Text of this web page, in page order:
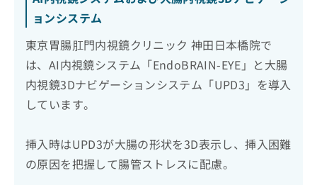
ョンシステム
東京胃腸肛門内視鏡クリニック 神田日本橋院で
は、AI内視鏡システム「EndoBRAIN-EYE」と大腸
内視鏡3Dナビゲーションシステム「UPD3」を導入
しています。
挿入時はUPD3が大腸の形状を3D表示し、挿入困難
の原因を把握して腸管ストレスに配慮。